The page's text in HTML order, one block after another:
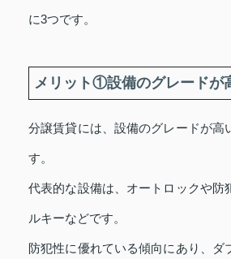
に3つです。
メリット①設備のグレードが
分譲賃貸には、設備のグレードが高
す。
代表的な設備は、オートロックや防
ルキーなどです。
防犯性に優れている傾向にあり、ダ